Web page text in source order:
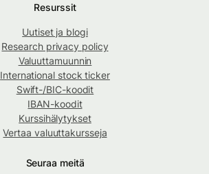
Resurssit
Uutiset ja blogi
Research privacy policy
Valuuttamuunnin
International stock ticker
Swift-/BIC-koodit
IBAN-koodit
Kurssihälytykset
Vertaa valuuttakursseja
Seuraa meitä